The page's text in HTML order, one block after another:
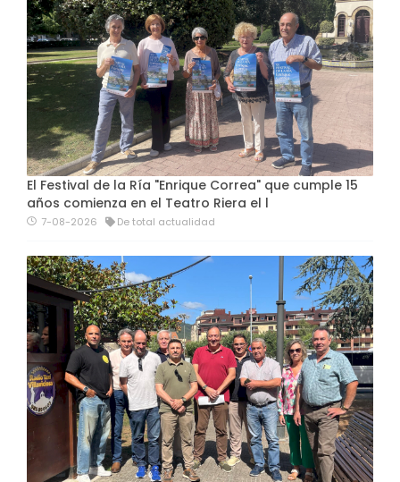
El Festival de la Ría "Enrique Correa" que cumple 15
años comienza en el Teatro Riera el l
7-08-2026 De total actualidad